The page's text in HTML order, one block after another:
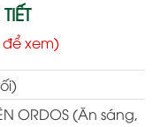
xem)
ORDOS (Ăn sáng,